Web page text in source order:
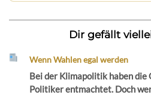
Dir gefällt
Wenn Wahlen egal werden
Bei der Klimapolitik haben die
Politiker entmachtet. Doch